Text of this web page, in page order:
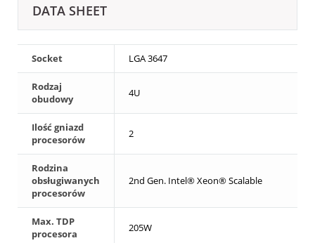
DATA SHEET
Socket LGA 3647
Rodzaj
obudowy
4U
Ilość gniazd
procesorów
2
Rodzina
obsługiwanych
procesorów
2nd Gen. Intel® Xeon® Scalable
Max. TDP
procesora
205W